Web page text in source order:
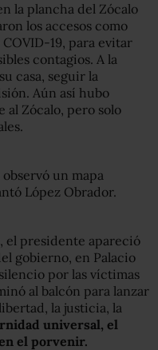
la plancha del Zócalo
los accesos como
19, para evitar
contagios. A la
casa, seguir la
Aún así hubo
al Zócalo, pero solo
un mapa
López Obrador.
el presidente apareció
gobierno, en Palacio
por las víctimas
al balcón para lanzar
la justicia, la
universal, el
el porvenir.